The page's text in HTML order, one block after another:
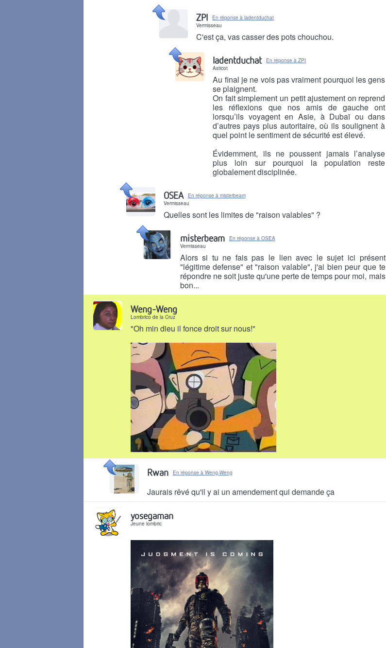
Il y a 1 mois
ZPI
En réponse à ladentduchat
Vermisseau
C'est ça, vas casser des pots chouchou.
Il y a 1 mois
ladentduchat
En réponse à ZPI
Asticot
Au final je ne vois pas vraiment pourquoi les gens
se plaignent.
On fait simplement un petit ajustement on reprend
les réflexions que nos amis de gauche ont
lorsqu’ils voyagent en Asie, à Dubaï ou dans
d’autres pays plus autoritaire, où ils soulignent à
quel point le sentiment de sécurité est élevé.
Évidemment, ils ne poussent jamais l’analyse
plus loin sur pourquoi la population reste
globalement disciplinée.
OSEA
En réponse à misterbeam
Vermisseau
Quelles sont les limites de "raison valables" ?
Il y a 1 mois
misterbeam
En réponse à OSEA
Vermisseau
Alors si tu ne fais pas le lien avec le sujet ici présent
"légitime defense" et "raison valable", j'ai bien peur que te
répondre ne soit juste qu'une perte de temps pour moi, mais
bon...
Weng-Weng
Lombrico de la Cruz
"Oh min dieu il fonce droit sur nous!"
Il y a 1 mois
Rwan En réponse à Weng-Weng
Jaurais rêvé qu'il y ai un amendement qui demande ça
yosegaman
Jeune lombric